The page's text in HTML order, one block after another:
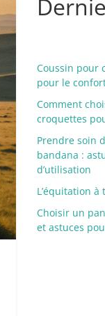
Coussin pour
pour le
Comment
croquettes
Prendre soin
bandana :
d’utilisation
L’équitation
Choisir un
et astuces